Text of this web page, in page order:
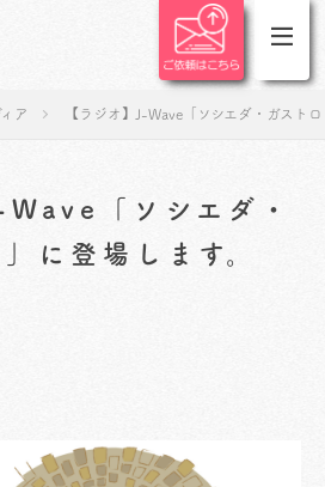
ィア 【ラジオ】J-Wave「ソシエダ・ガスト
Wave「ソシエダ・
に登場します。